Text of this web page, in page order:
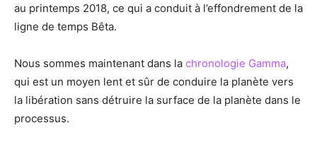
au printemps 2018, ce qui a conduit à l’effondrement de la
ligne de temps Bêta.
Nous sommes maintenant dans la chronologie Gamma,
qui est un moyen lent et sûr de conduire la planète vers
la libération sans détruire la surface de la planète dans le
processus.